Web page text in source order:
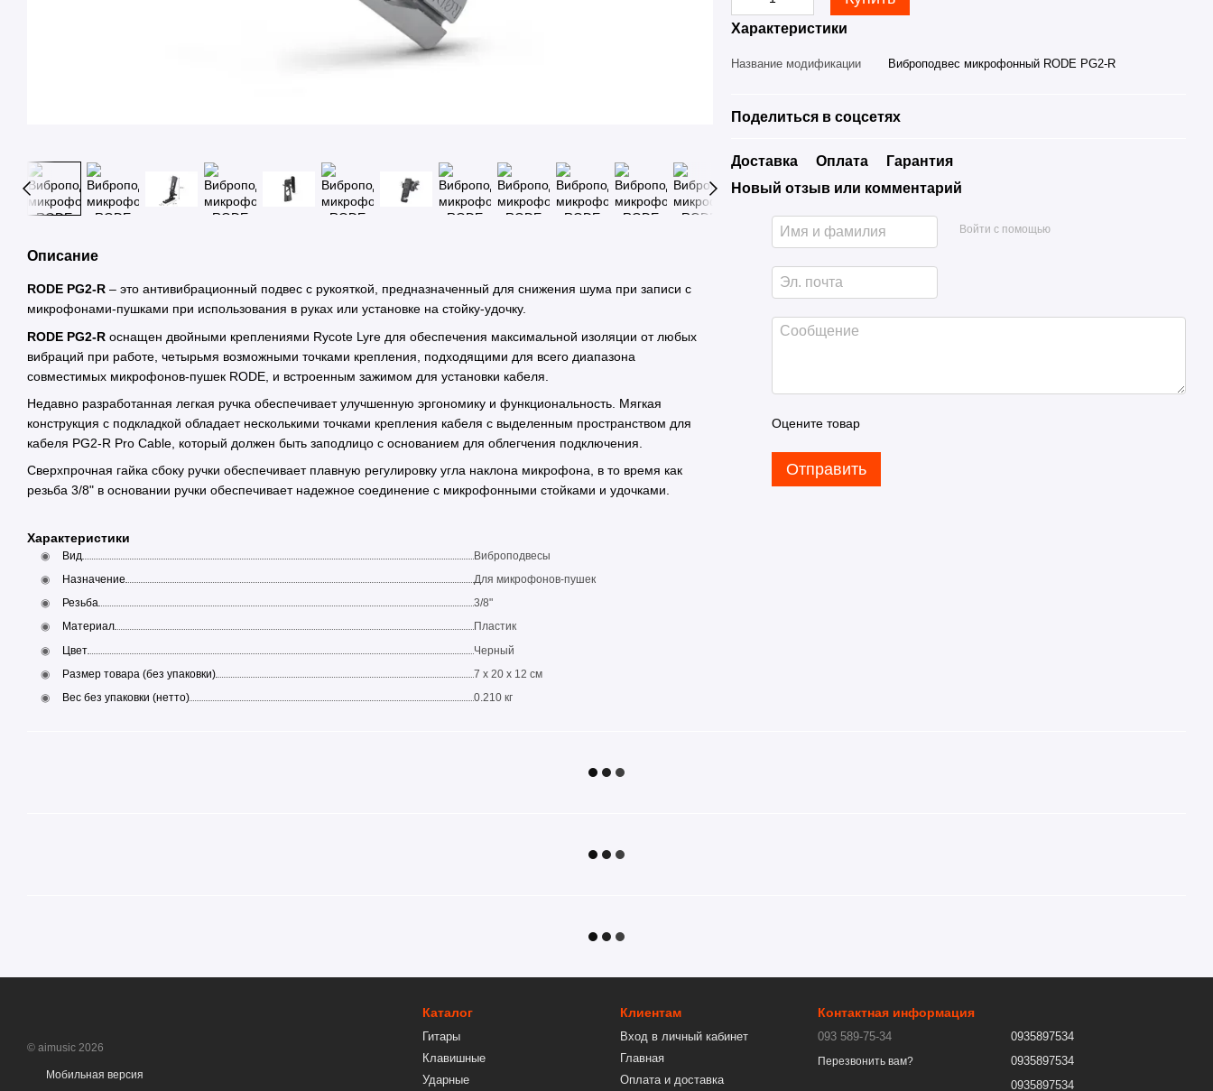
Описание
RODE PG2-R – это антивибрационный подвес с рукояткой, предназначенный для снижения шума при записи с
микрофонами-пушками при использования в руках или установке на стойку-удочку.
RODE PG2-R оснащен двойными креплениями Rycote Lyre для обеспечения максимальной изоляции от любых
вибраций при работе, четырьмя возможными точками крепления, подходящими для всего диапазона
совместимых микрофонов-пушек RODE, и встроенным зажимом для установки кабеля.
Недавно разработанная легкая ручка обеспечивает улучшенную эргономику и функциональность. Мягкая
конструкция с подкладкой обладает несколькими точками крепления кабеля с выделенным пространством для
кабеля PG2-R Pro Cable, который должен быть заподлицо с основанием для облегчения подключения.
Сверхпрочная гайка сбоку ручки обеспечивает плавную регулировку угла наклона микрофона, в то время как
резьба 3/8" в основании ручки обеспечивает надежное соединение с микрофонными стойками и удочками.
Характеристики
Вид
Виброподвесы
Назначение
Для микрофонов-пушек
Резьба
3/8"
Материал
Пластик
Цвет
Черный
Размер товара (без упаковки)
7 x 20 x 12 см
Вес без упаковки (нетто)
0.210 кг
Характеристики
Название модификации Виброподвес микрофонный RODE PG2-R
Поделиться в соцсетях
Доставка Оплата
Гарантия
Новый отзыв или комментарий
Войти с помощью
Оцените товар
Отправить
© aimusic 2026
Мобильная версия
Каталог
Гитары
Клавишные
Ударные
Клиентам
Вход в личный кабинет
Главная
Оплата и доставка
Контактная информация
093 589-75-34
Перезвонить вам?
0935897534
0935897534
0935897534